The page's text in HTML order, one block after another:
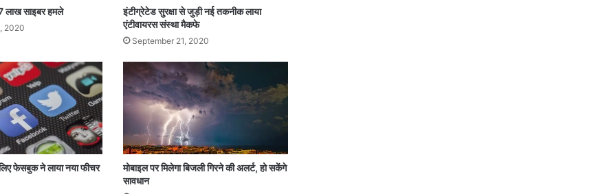
गे
लाख साइबर हमले
2020
इंटीग्रेटेड सुरक्षा से जुड़ी नई तकनीक लाया
एंटीवायरस संस्था मैकफे
September 21, 2020
फेसबुक ने लाया नया फीचर
मोबाइल पर मिलेगा बिजली गिरने की अलर्ट, हो सकेंगे
सावधान